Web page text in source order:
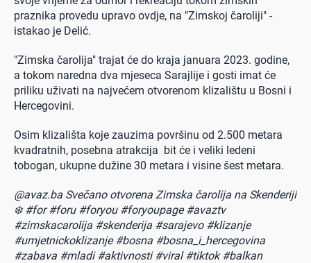
praznika provedu upravo ovdje, na "Zimskoj čaroliji" -
istakao je Delić.
"Zimska čarolija" trajat će do kraja januara 2023. godine,
a tokom naredna dva mjeseca Sarajlije i gosti imat će
priliku uživati na najvećem otvorenom klizalištu u Bosni i
Hercegovini.
Osim klizališta koje zauzima površinu od 2.500 metara
kvadratnih, posebna atrakcija bit će i veliki ledeni
tobogan, ukupne dužine 30 metara i visine šest metara.
@avaz.ba Svečano otvorena Zimska čarolija na Skenderiji
❄️#for #foru #foryou #foryoupage #avaztv
#zimskacarolija #skenderija #sarajevo #klizanje
#umjetnickoklizanje #bosna #bosna_i_hercegovina
#zabava #mladi #aktivnosti #viral #tiktok #balkan